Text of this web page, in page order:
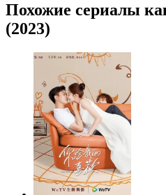
Похожие сериалы
(2023)